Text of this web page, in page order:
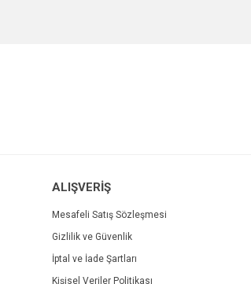
bulunuyor.
ALIŞVERİŞ
Mesafeli Satış Sözleşmesi
Gizlilik ve Güvenlik
İptal ve İade Şartları
Kişisel Veriler Politikası